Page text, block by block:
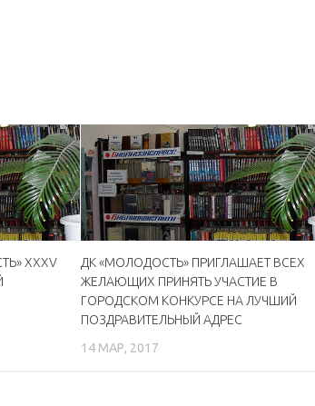
XXXV
ДК «МОЛОДОСТЬ» ПРИГЛАШАЕТ ВСЕХ
ЖЕЛАЮЩИХ ПРИНЯТЬ УЧАСТИЕ В
ГОРОДСКОМ КОНКУРСЕ НА ЛУЧШИЙ
ПОЗДРАВИТЕЛЬНЫЙ АДРЕС
14 МАР, 2017